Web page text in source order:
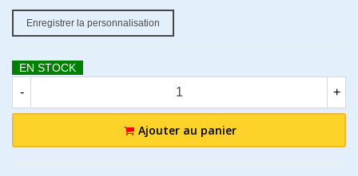
Enregistrer la personnalisation
EN STOCK
- +
Ajouter au panier